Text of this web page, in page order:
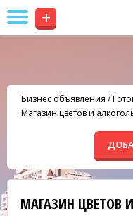
+
Бизнес объявления /
Магазин цветов и
МАГАЗИН ЦВЕТОВ